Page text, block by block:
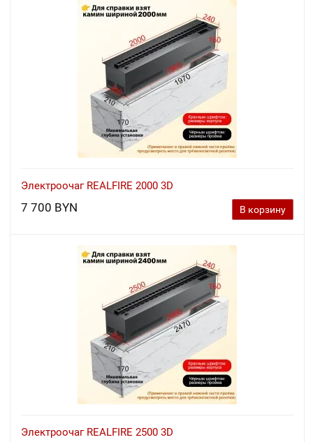
Электроочаг REALFIRE 2000 3D
7 700 BYN В корзину
Электроочаг REALFIRE 2500 3D